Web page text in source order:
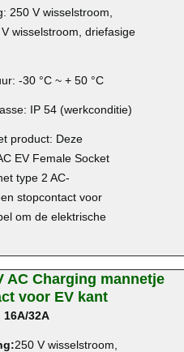
250 V wisselstroom,
wisselstroom, driefasige
-30 °C ~ + 50 °C
IP 54 (werkconditie)
product: Deze
EV Female Socket
type 2 AC-
stopcontact voor
om de elektrische
AC Charging mannetje
voor EV kant
32A
250 V wisselstroom,